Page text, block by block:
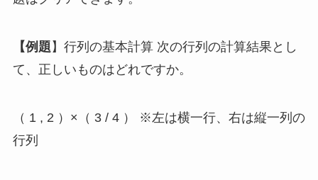
【例題 】行列の基本計算 次の行列の計算結果とし
て、正しいものはどれですか。
（ 1 , 2 ）×（ 3 / 4 ） ※左は横一行、右は縦一列の
行列